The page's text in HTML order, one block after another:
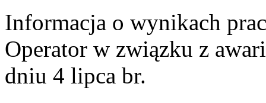
Informacja o wynikach
Operator w związku z
dniu 4 lipca br.